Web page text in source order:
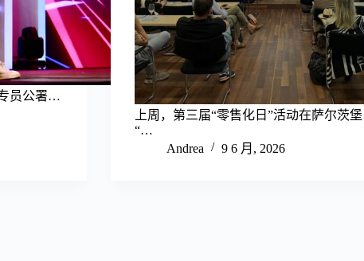
员公署…
上周，第三届“零售化日”活动在萨尔茨
“…
Andrea
9 6 月, 2026